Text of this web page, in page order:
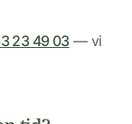
23 49 03— vi